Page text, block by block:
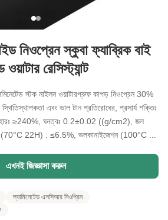
নিওপ্রেন স্কুবা ফ্যাব্রিক বাই
রেসিস্ট্যান্ট
স্টক নাইলন ওয়াটারপ্রুফ কাপড় নিওপ্রেন 30%
এবং ভাল টান প্রতিরোধের, প্রসার্য শক্তিঃ
≥240%, ঘনত্বঃ 0.2±0.02 ((g/cm2), জল
22H) : ≤6.5%, ভলকানাইজেশন (100°C ...
এখনই জিজ্ঞাসা করুন
ল্যামিনেটেড এসসিআর নিওপ্রিন